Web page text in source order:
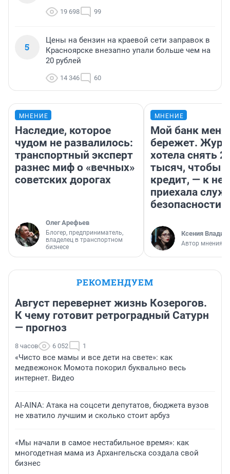
19 698 99
5
Цены на бензин на краевой сети заправок в
Красноярске внезапно упали больше чем на
20 рублей
14 346 60
МНЕНИЕ
Наследие, которое
чудом не развалилось:
транспортный эксперт
разнес миф о «вечных»
советских дорогах
Олег Арефьев
Блогер, предприниматель,
владелец в транспортном
бизнесе
МНЕНИЕ
Мой банк меня
бережет.
хотела снять
тысяч, чтобы
кредит, — к
приехала
безопасности
Ксения
Автор мнения
РЕКОМЕНДУЕМ
Август перевернет жизнь Козерогов.
К чему готовит ретроградный Сатурн
— прогноз
8 часов 6 052 1
«Чисто все мамы и все дети на свете»: как
медвежонок Момота покорил буквально весь
интернет. Видео
AI-AINA: Атака на соцсети депутатов, бюджета вузов
не хватило лучшим и сколько стоит арбуз
«Мы начали в самое нестабильное время»: как
многодетная мама из Архангельска создала свой
бизнес